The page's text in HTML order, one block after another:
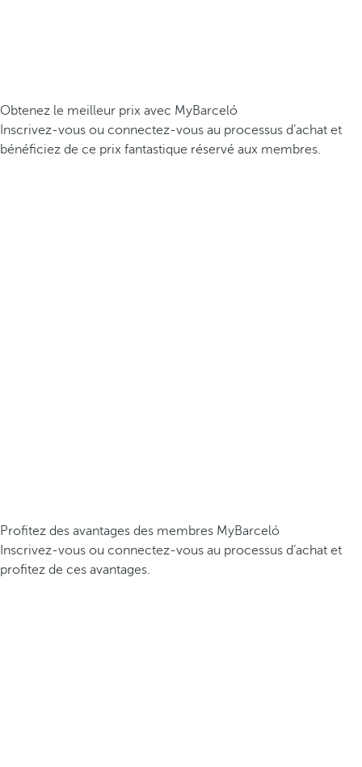
Obtenez le meilleur prix avec MyBarceló
Inscrivez-vous ou connectez-vous au processus d’achat et
bénéficiez de ce prix fantastique réservé aux membres.
Profitez des avantages des membres MyBarceló
Inscrivez-vous ou connectez-vous au processus d’achat et
profitez de ces avantages.